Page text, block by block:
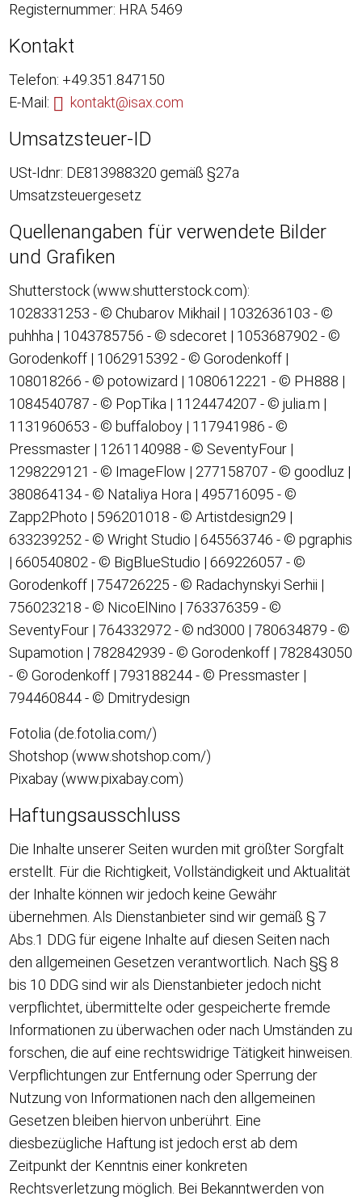
Registernummer: HRA 5469
Kontakt
Telefon: +49.351.847150
E-Mail:
kontakt@isax.com
Umsatzsteuer-ID
USt-Idnr: DE813988320 gemäß §27a
Umsatzsteuergesetz
Quellenangaben für verwendete Bilder
und Grafiken
Shutterstock (www.shutterstock.com):
1028331253 - © Chubarov Mikhail | 1032636103 - ©
puhhha | 1043785756 - © sdecoret | 1053687902 - ©
Gorodenkoff | 1062915392 - © Gorodenkoff |
108018266 - © potowizard | 1080612221 - © PH888 |
1084540787 - © PopTika | 1124474207 - © julia.m |
1131960653 - © buffaloboy | 117941986 - ©
Pressmaster | 1261140988 - © SeventyFour |
1298229121 - © ImageFlow | 277158707 - © goodluz |
380864134 - © Nataliya Hora | 495716095 - ©
Zapp2Photo | 596201018 - © Artistdesign29 |
633239252 - © Wright Studio | 645563746 - © pgraphis
| 660540802 - © BigBlueStudio | 669226057 - ©
Gorodenkoff | 754726225 - © Radachynskyi Serhii |
756023218 - © NicoElNino | 763376359 - ©
SeventyFour | 764332972 - © nd3000 | 780634879 - ©
Supamotion | 782842939 - © Gorodenkoff | 782843050
- © Gorodenkoff | 793188244 - © Pressmaster |
794460844 - © Dmitrydesign
Fotolia (de.fotolia.com/)
Shotshop (www.shotshop.com/)
Pixabay (www.pixabay.com)
Haftungsausschluss
Die Inhalte unserer Seiten wurden mit größter Sorgfalt
erstellt. Für die Richtigkeit, Vollständigkeit und Aktualität
der Inhalte können wir jedoch keine Gewähr
übernehmen. Als Dienstanbieter sind wir gemäß § 7
Abs.1 DDG für eigene Inhalte auf diesen Seiten nach
den allgemeinen Gesetzen verantwortlich. Nach §§ 8
bis 10 DDG sind wir als Dienstanbieter jedoch nicht
verpflichtet, übermittelte oder gespeicherte fremde
Informationen zu überwachen oder nach Umständen zu
forschen, die auf eine rechtswidrige Tätigkeit hinweisen.
Verpflichtungen zur Entfernung oder Sperrung der
Nutzung von Informationen nach den allgemeinen
Gesetzen bleiben hiervon unberührt. Eine
diesbezügliche Haftung ist jedoch erst ab dem
Zeitpunkt der Kenntnis einer konkreten
Rechtsverletzung möglich. Bei Bekanntwerden von